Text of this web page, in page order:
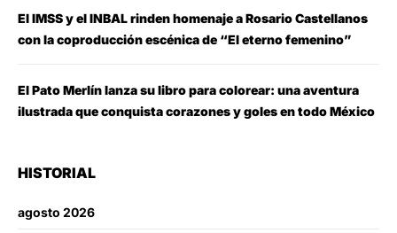
El IMSS y el INBAL rinden homenaje a Rosario Castellanos
con la coproducción escénica de “El eterno femenino”
El Pato Merlín lanza su libro para colorear: una aventura
ilustrada que conquista corazones y goles en todo México
HISTORIAL
agosto 2026